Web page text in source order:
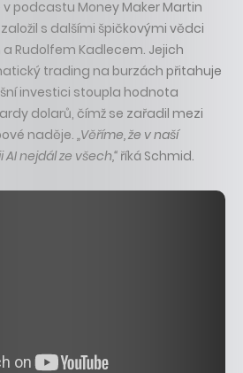
v podcastu Money Maker Martin
s dalšími špičkovými vědci
Rudolfem Kadlecem. Jejich
trading na burzách přitahuje
investici stoupla hodnota
dolarů, čímž se zařadil mezi
naděje. „Věříme, že v naší
nejdál ze všech,“ říká Schmid.